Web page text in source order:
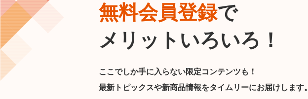
無料会員登録で
メリットいろいろ！
ここでしか手に入らない限定コンテンツも！
最新トピックスや新商品情報をタイムリーにお届けします。